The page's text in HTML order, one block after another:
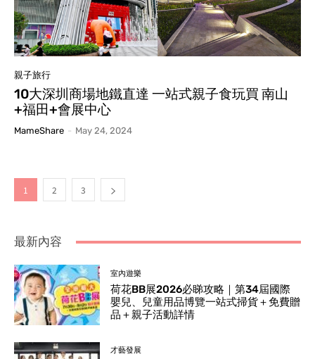
親子旅行
10大深圳商場地鐵直達 一站式親子食玩買 南山
+福田+會展中心
MameShare - May 24, 2024
1 2 3
最新內容
室內遊樂
荷花BB展2026必睇攻略｜第34屆國際
嬰兒、兒童用品博覽一站式掃貨＋免費贈
品＋親子活動詳情
才藝發展